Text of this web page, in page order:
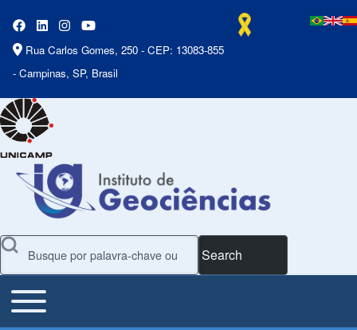
Rua Carlos Gomes, 250 - CEP: 13083-855
- Campinas, SP, Brasil
Search
Main Menu
Toggle main menu